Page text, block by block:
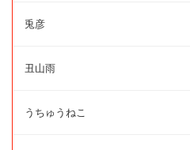
兎彦
丑山雨
うちゅうねこ